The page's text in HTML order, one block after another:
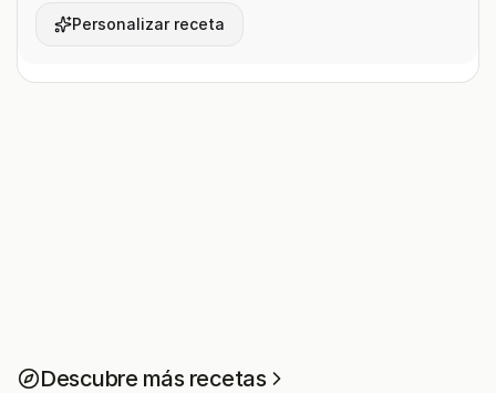
Personalizar receta
Descubre más recetas